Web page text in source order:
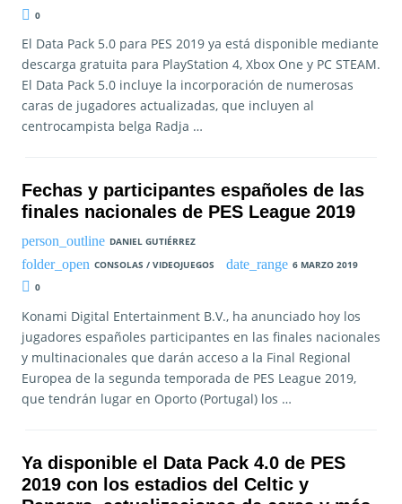
0
El Data Pack 5.0 para PES 2019 ya está disponible mediante
descarga gratuita para PlayStation 4, Xbox One y PC STEAM.
El Data Pack 5.0 incluye la incorporación de numerosas
caras de jugadores actualizadas, que incluyen al
centrocampista belga Radja …
Fechas y participantes españoles de las
finales nacionales de PES League 2019
DANIEL GUTIÉRREZ
CONSOLAS / VIDEOJUEGOS
6 MARZO 2019
0
Konami Digital Entertainment B.V., ha anunciado hoy los
jugadores españoles participantes en las finales nacionales
y multinacionales que darán acceso a la Final Regional
Europea de la segunda temporada de PES League 2019,
que tendrán lugar en Oporto (Portugal) los …
Ya disponible el Data Pack 4.0 de PES
2019 con los estadios del Celtic y